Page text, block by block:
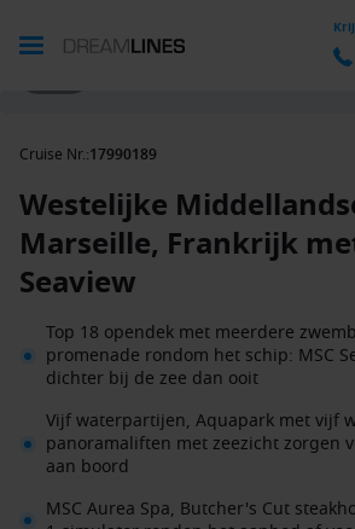
Cruise Nr.:17990189
Westelijke
Marseille, Frankrijk
Seaview
Top 18 opendek met meerdere
promenade rondom het schip: MSC
dichter bij de zee dan ooit
Vijf waterpartijen, Aquapark met vijf
panoramaliften met zeezicht zorgen
aan boord
MSC Aurea Spa, Butcher's Cut